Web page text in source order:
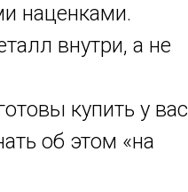
наценками.
внутри, а не
купить у вас
об этом «на